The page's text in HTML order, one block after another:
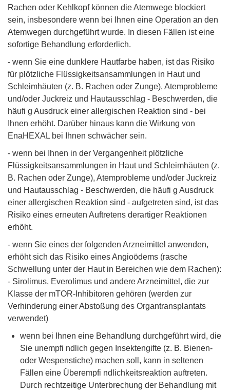
Rachen oder Kehlkopf können die Atemwege blockiert
sein, insbesondere wenn bei Ihnen eine Operation an den
Atemwegen durchgeführt wurde. In diesen Fällen ist eine
sofortige Behandlung erforderlich.
- wenn Sie eine dunklere Hautfarbe haben, ist das Risiko
für plötzliche Flüssigkeitsansammlungen in Haut und
Schleimhäuten (z. B. Rachen oder Zunge), Atemprobleme
und/oder Juckreiz und Hautausschlag - Beschwerden, die
häufi g Ausdruck einer allergischen Reaktion sind - bei
Ihnen erhöht. Darüber hinaus kann die Wirkung von
EnaHEXAL bei Ihnen schwächer sein.
- wenn bei Ihnen in der Vergangenheit plötzliche
Flüssigkeitsansammlungen in Haut und Schleimhäuten (z.
B. Rachen oder Zunge), Atemprobleme und/oder Juckreiz
und Hautausschlag - Beschwerden, die häufi g Ausdruck
einer allergischen Reaktion sind - aufgetreten sind, ist das
Risiko eines erneuten Auftretens derartiger Reaktionen
erhöht.
- wenn Sie eines der folgenden Arzneimittel anwenden,
erhöht sich das Risiko eines Angioödems (rasche
Schwellung unter der Haut in Bereichen wie dem Rachen):
- Sirolimus, Everolimus und andere Arzneimittel, die zur
Klasse der mTOR-Inhibitoren gehören (werden zur
Verhinderung einer Abstoßung des Organtransplantats
verwendet)
wenn bei Ihnen eine Behandlung durchgeführt wird, die
Sie unempfi ndlich gegen Insektengifte (z. B. Bienen-
oder Wespenstiche) machen soll, kann in seltenen
Fällen eine Überempfi ndlichkeitsreaktion auftreten.
Durch rechtzeitige Unterbrechung der Behandlung mit